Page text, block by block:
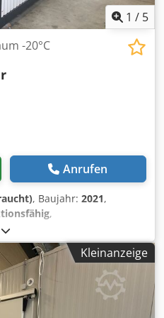
1 / 5
-20°C
Anrufen
, Baujahr: 2021,
,
2.286 mm,
2.582 mm,
Drehstrom
, Eingangsstrom: 63 A,
-20 °C
, Eingangsfrequenz:
Kleinanzeige